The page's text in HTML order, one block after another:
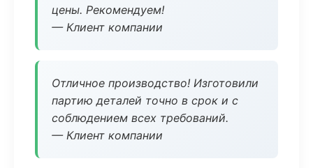
цены. Рекомендуем!
— Клиент компании
Отличное производство! Изготовили
партию деталей точно в срок и с
соблюдением всех требований.
— Клиент компании